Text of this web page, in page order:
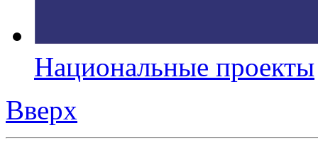
Национальные проекты
Вверх